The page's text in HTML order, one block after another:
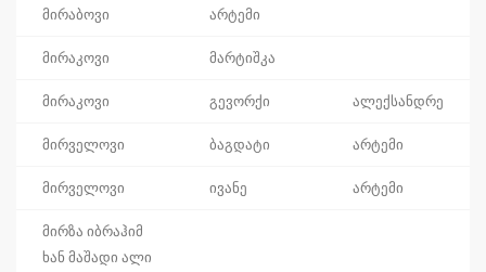
მირაბოვი არტემი
მირაკოვი მარტიშკა
მირაკოვი გევორქი ალექსანდრე
მირველოვი ბაგდატი არტემი
მირველოვი ივანე არტემი
მირზა იბრაჰიმ
ხან მაშადი ალი